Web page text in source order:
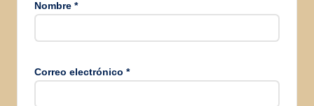
Nombre *
Correo electrónico *